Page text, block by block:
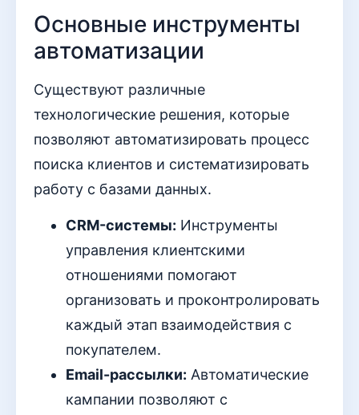
Основные инструменты
автоматизации
Существуют различные
технологические решения, которые
позволяют автоматизировать процесс
поиска клиентов и систематизировать
работу с базами данных.
CRM-системы: Инструменты
управления клиентскими
отношениями помогают
организовать и проконтролировать
каждый этап взаимодействия с
покупателем.
Email-рассылки: Автоматические
кампании позволяют с